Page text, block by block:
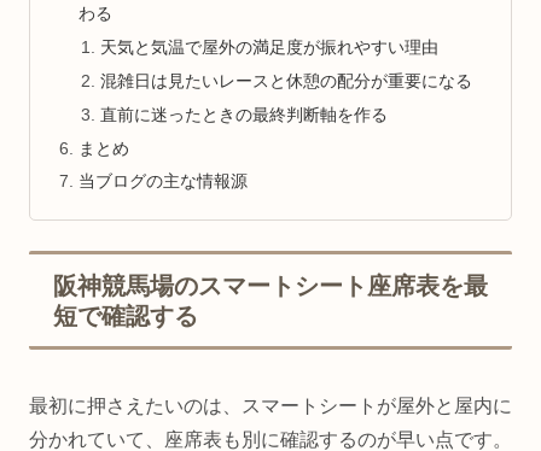
わる
天気と気温で屋外の満足度が振れやすい理由
混雑日は見たいレースと休憩の配分が重要になる
直前に迷ったときの最終判断軸を作る
まとめ
当ブログの主な情報源
阪神競馬場のスマートシート座席表を最
短で確認する
最初に押さえたいのは、スマートシートが屋外と屋内に
分かれていて、座席表も別に確認するのが早い点です。